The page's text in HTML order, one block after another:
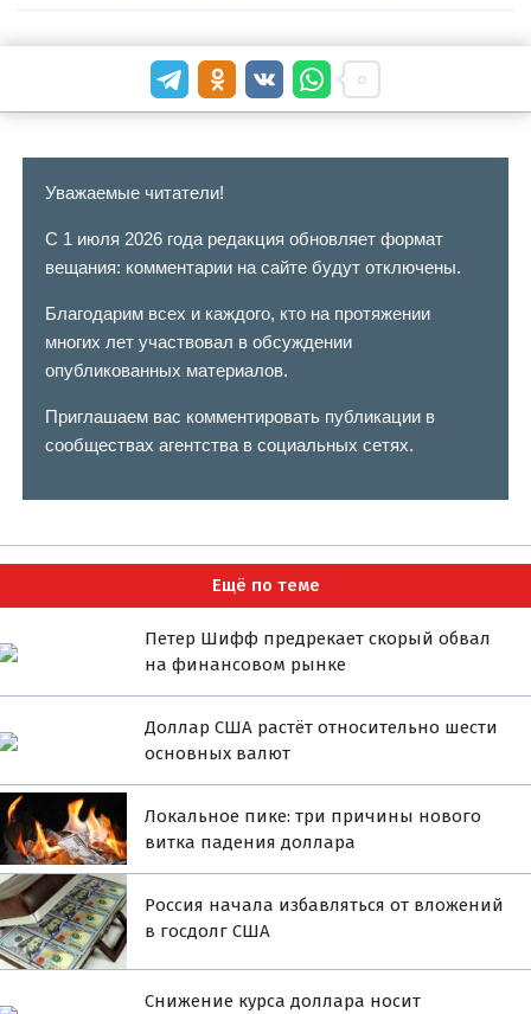
Уважаемые читатели!
С 1 июля 2026 года редакция обновляет формат
вещания: комментарии на сайте будут отключены.
Благодарим всех и каждого, кто на протяжении
многих лет участвовал в обсуждении
опубликованных материалов.
Приглашаем вас комментировать публикации в
сообществах агентства в социальных сетях.
Ещё по теме
Петер Шифф предрекает скорый обвал
на финансовом рынке
Доллар США растёт относительно шести
основных валют
Локальное пике: три причины нового
витка падения доллара
Россия начала избавляться от вложений
в госдолг США
Снижение курса доллара носит